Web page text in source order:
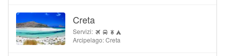
Creta
Servizi:
Arcipelago: Creta